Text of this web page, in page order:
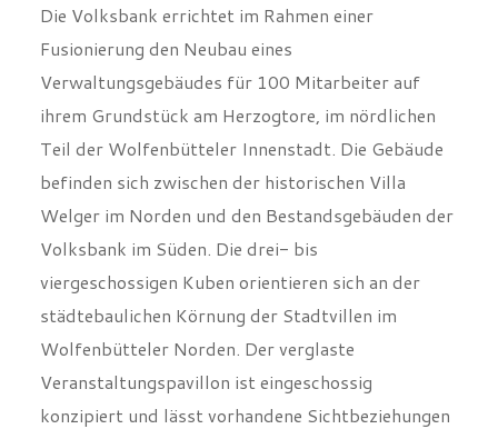
Die Volksbank errichtet im Rahmen einer
Fusionierung den Neubau eines
Verwaltungsgebäudes für 100 Mitarbeiter auf
ihrem Grundstück am Herzogtore, im nördlichen
Teil der Wolfenbütteler Innenstadt. Die Gebäude
befinden sich zwischen der historischen Villa
Welger im Norden und den Bestandsgebäuden der
Volksbank im Süden. Die drei- bis
viergeschossigen Kuben orientieren sich an der
städtebaulichen Körnung der Stadtvillen im
Wolfenbütteler Norden. Der verglaste
Veranstaltungspavillon ist eingeschossig
konzipiert und lässt vorhandene Sichtbeziehungen